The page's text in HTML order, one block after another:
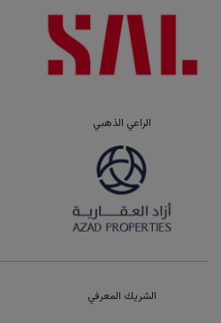
الراعي الذهبي
الشريك المعرفي